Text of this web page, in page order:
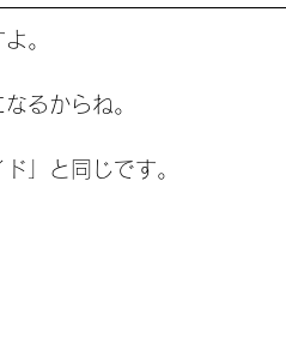
。
るからね。
」と同じです。